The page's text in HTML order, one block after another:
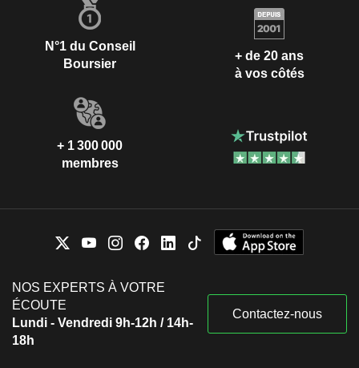
N°1 du Conseil
Boursier
+ de 20 ans
à vos côtés
+ 1 300 000
membres
NOS EXPERTS À VOTRE
ÉCOUTE
Lundi - Vendredi 9h-12h / 14h-
18h
Contactez-nous